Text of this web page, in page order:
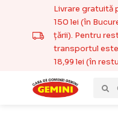
Livrare gratuită
150 lei (în
țării). Pentru
transportul este
18,99 lei (în